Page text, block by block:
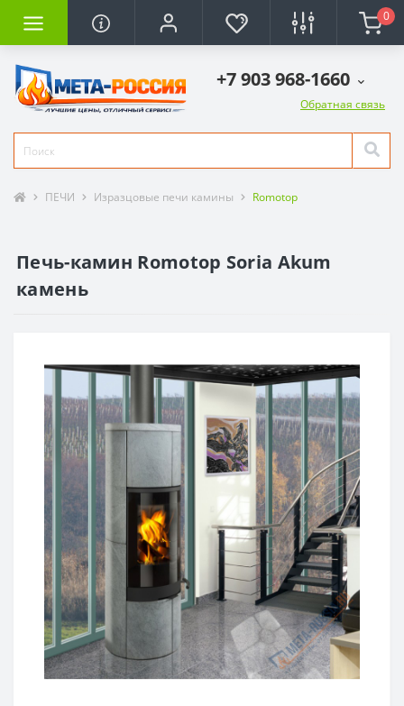
0
+7 903 968-1660
Обратная связь
ПЕЧИ Изразцовые печи камины Romotop
Печь-камин Romotop Soria Akum
камень